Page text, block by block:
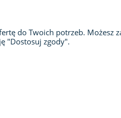
do Twoich potrzeb. Możesz
"Dostosuj zgody".